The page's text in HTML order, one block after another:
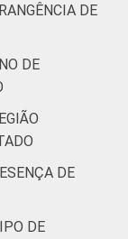
22
15
DE
DE
DE
DE